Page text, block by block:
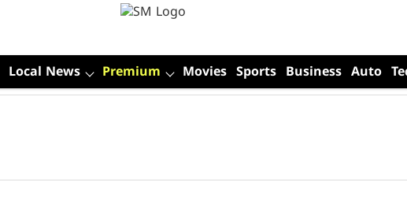
Local News Premium Movies Sports Business Auto